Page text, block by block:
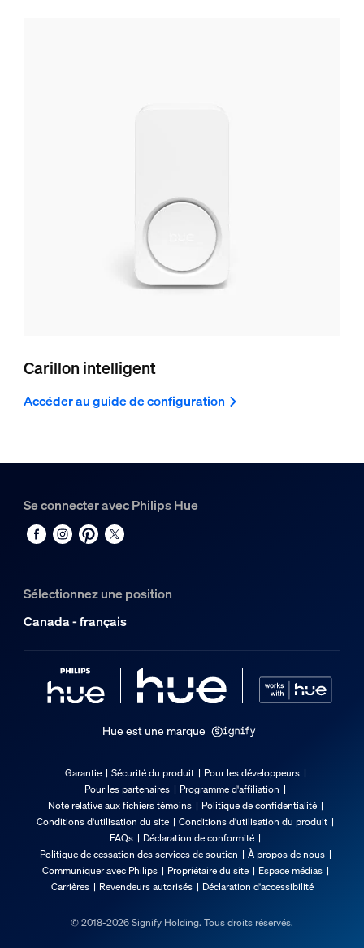
Carillon intelligent
Accéder au guide de configuration
Se connecter avec Philips Hue
Sélectionnez une position
Canada - français
Hue est une marque
Garantie Sécurité du produit
Pour les développeurs
Pour les partenaires
Programme d'affiliation
Note relative aux fichiers témoins
Politique de confidentialité
Conditions d'utilisation du site
Conditions d'utilisation du produit
FAQs
Déclaration de conformité
Politique de cessation des services de soutien
À propos de nous
Communiquer avec Philips
Propriétaire du site
Espace médias
Carrières
Revendeurs autorisés Déclaration d'accessibilité
© 2018-2026 Signify Holding. Tous droits réservés.